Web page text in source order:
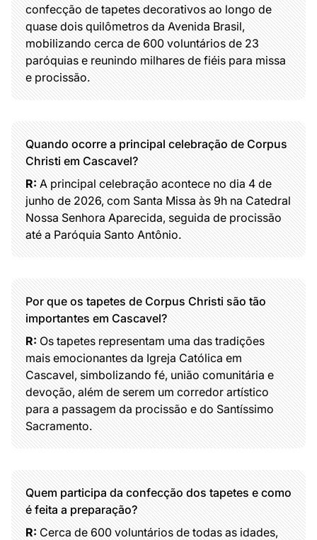
confecção de tapetes decorativos ao longo de
quase dois quilômetros da Avenida Brasil,
mobilizando cerca de 600 voluntários de 23
paróquias e reunindo milhares de fiéis para missa
e procissão.
Quando ocorre a principal celebração de Corpus
Christi em Cascavel?
R:A principal celebração acontece no dia 4 de
junho de 2026, com Santa Missa às 9h na Catedral
Nossa Senhora Aparecida, seguida de procissão
até a Paróquia Santo Antônio.
Por que os tapetes de Corpus Christi são tão
importantes em Cascavel?
R:Os tapetes representam uma das tradições
mais emocionantes da Igreja Católica em
Cascavel, simbolizando fé, união comunitária e
devoção, além de serem um corredor artístico
para a passagem da procissão e do Santíssimo
Sacramento.
Quem participa da confecção dos tapetes e como
é feita a preparação?
R:Cerca de 600 voluntários de todas as idades,